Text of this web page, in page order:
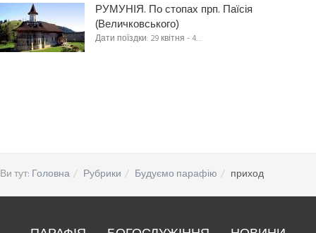
РУМУНІЯ. По стопах прп. Паїсія
(Величковського)
Дати поїздки: 29 квітня - 4…
Ви тут: Головна Рубрики Будуємо парафію приход